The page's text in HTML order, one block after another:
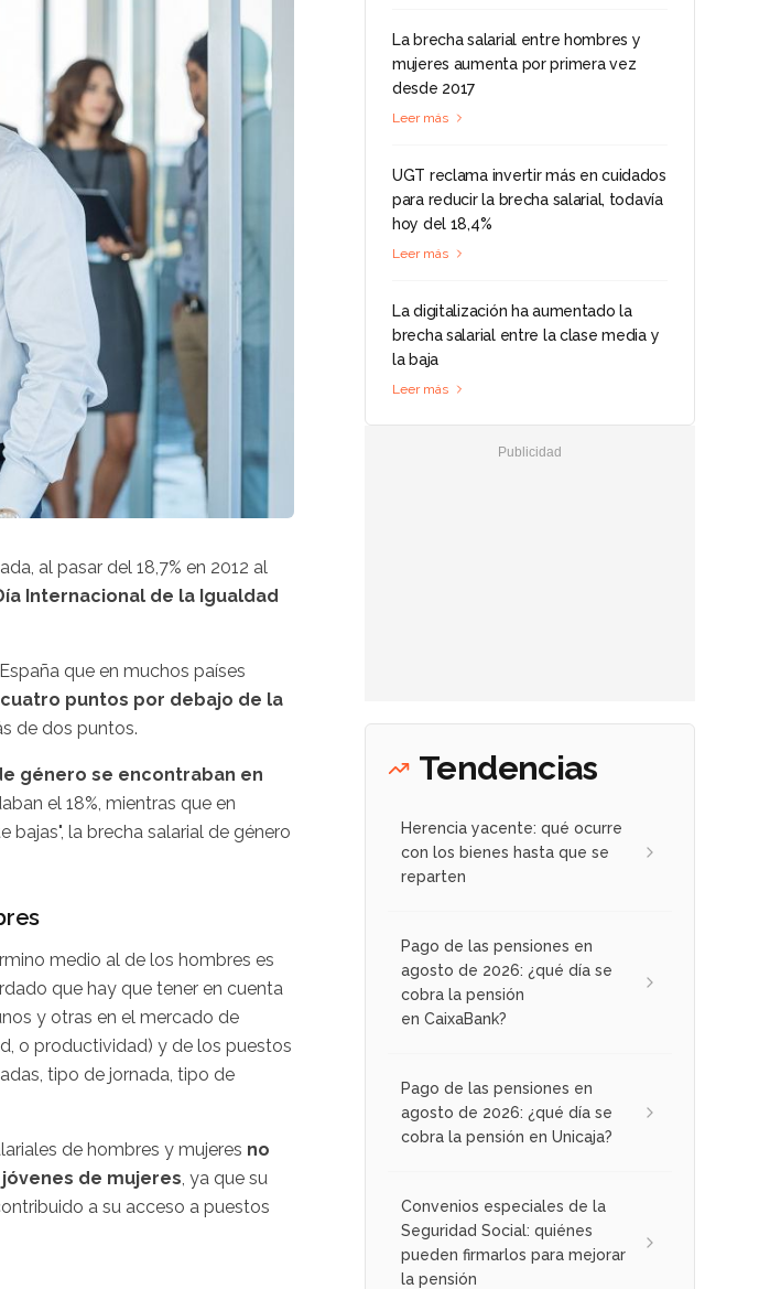
al pasar del 18,7% en 2012 al
Internacional de la Igualdad
que en muchos países
puntos por debajo de la
de dos puntos.
género se encontraban en
el 18%, mientras que en
la brecha salarial de género
medio al de los hombres es
que hay que tener en cuenta
y otras en el mercado de
o productividad) y de los puestos
tipo de jornada, tipo de
de hombres y mujeres no
de mujeres , ya que su
a su acceso a puestos
La brecha salarial entre hombres y
mujeres aumenta por primera vez
desde 2017
Leer más
UGT reclama invertir más en cuidados
para reducir la brecha salarial, todavía
hoy del 18,4%
Leer más
La digitalización ha aumentado la
brecha salarial entre la clase media y
la baja
Leer más
Tendencias
Herencia yacente: qué ocurre
con los bienes hasta que se
reparten
Pago de las pensiones en
agosto de 2026: ¿qué día se
cobra la pensión
en CaixaBank?
Pago de las pensiones en
agosto de 2026: ¿qué día se
cobra la pensión en Unicaja?
Convenios especiales de la
Seguridad Social: quiénes
pueden firmarlos para mejorar
la pensión